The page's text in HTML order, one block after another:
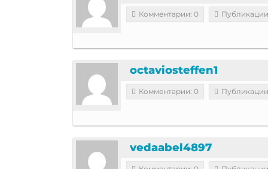
Комментарии: 0
octaviosteffen1
Комментарии: 0
vedaabel4897